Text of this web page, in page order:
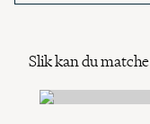
Slik kan du matche